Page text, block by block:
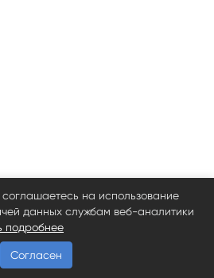
на использование
данных службам веб-аналитики
подробнее
Согласен